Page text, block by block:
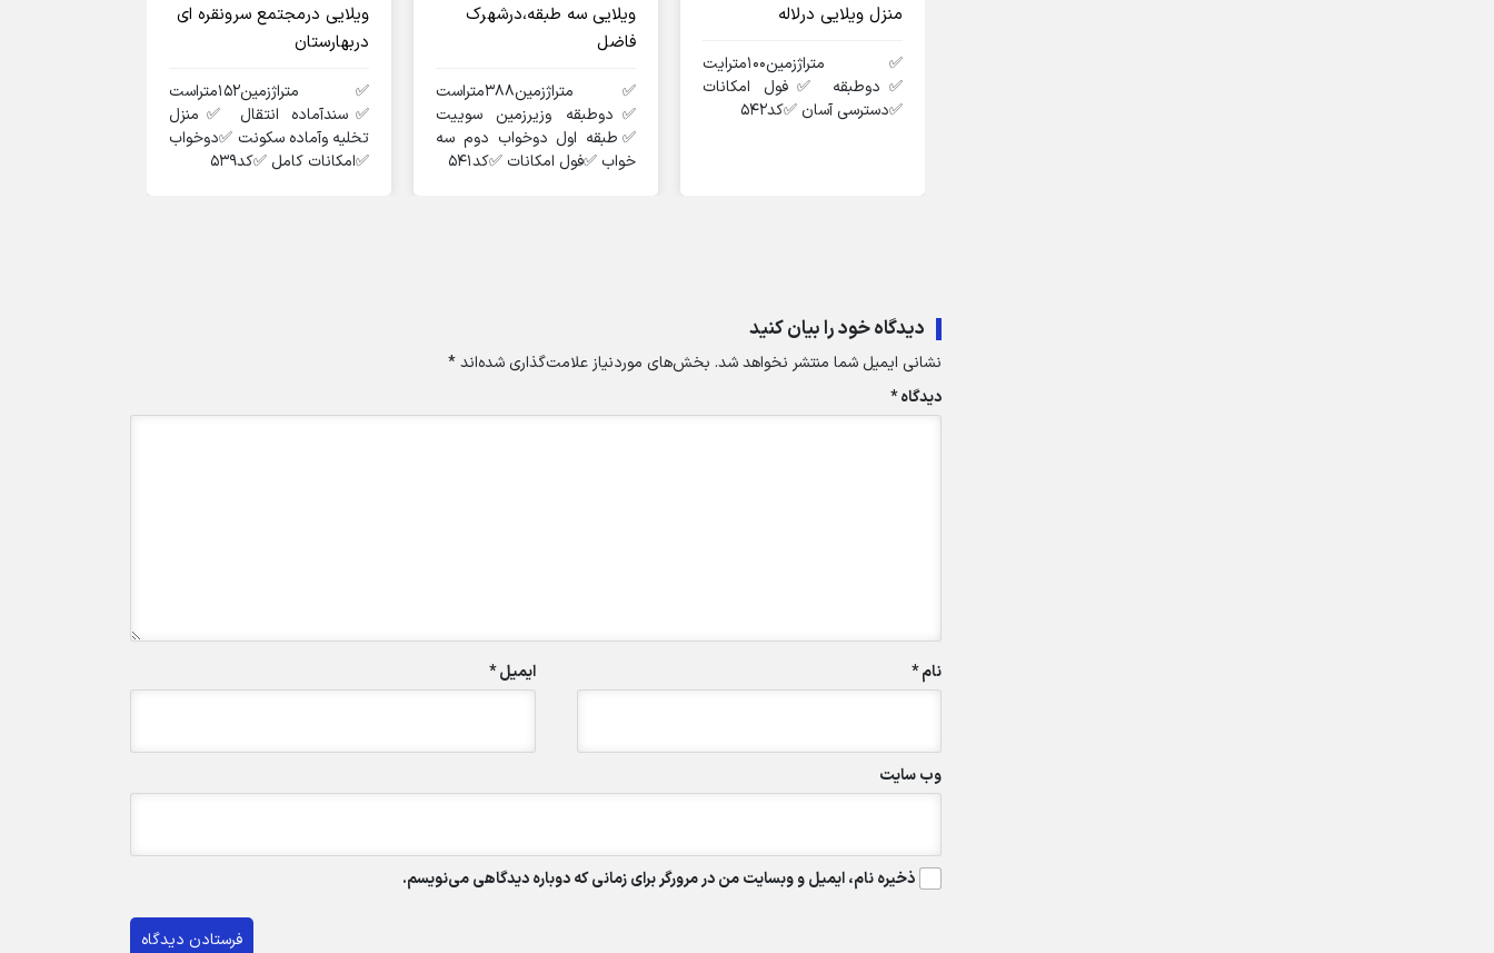
منزل ویلایی درلاله
✅️متراژزمین۱۰۰مترایت
✅️دوطبقه ✅️فول امکانات
✅️دسترسی آسان ✅️کد۵۴۲
ویلایی سه طبقه،درشهرک
فاضل
✅️متراژزمین۳۸۸متراست
✅️دوطبقه وزیرزمین سوییت
✅️طبقه اول دوخواب دوم سه
خواب ✅️فول امکانات ✅️کد۵۴۱
ویلایی درمجتمع سرونقره ای
دربهارستان
✅️متراژزمین۱۵۲متراست
✅️سندآماده انتقال ✅️منزل
تخلیه وآماده سکونت ✅️دوخواب
✅️امکانات کامل ✅️کد۵۳۹
دیدگاه خود را بیان کنید
نشانی ایمیل شما منتشر نخواهد شد. بخش‌های موردنیاز علامت‌گذاری شده‌اند*
دیدگاه*
نام* ایمیل*
وب‌ سایت
ذخیره نام، ایمیل و وبسایت من در مرورگر برای زمانی که دوباره دیدگاهی می‌نویسم.